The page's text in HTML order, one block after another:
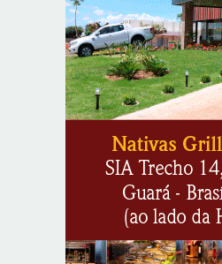
CIEE e Tribunal Regional
abrem processo seletivo para o
“Você sabe com quem está
sistêmica nos órgãos públicos
Jardim Botânico: MPDFT ajuíza
sítio arqueológico pré-histórico
Provedores de internet
ferramenta de fidelização e